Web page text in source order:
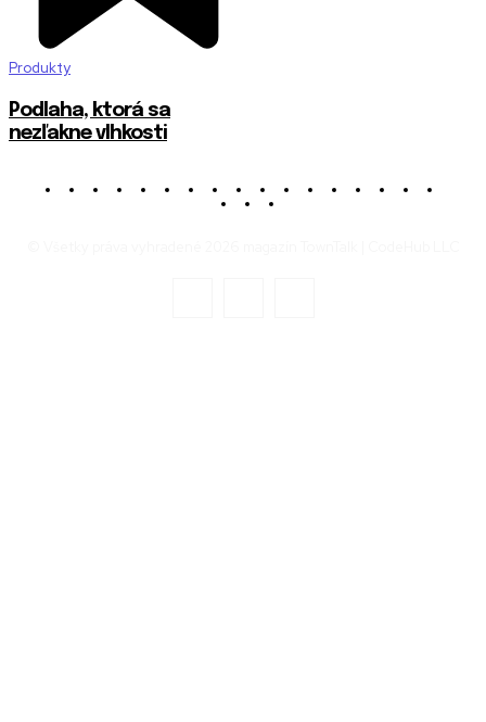
Produkty
Podlaha, ktorá sa
nezľakne vlhkosti